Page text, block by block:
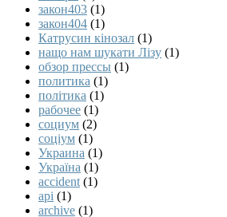
закон403 (1)
закон404 (1)
Катрусин кінозал (1)
нащо нам шукати Лізу (1)
обзор прессы (1)
политика (1)
політика (1)
рабочее (1)
социум (2)
соціум (1)
Украина (1)
Україна (1)
accident (1)
api (1)
archive (1)